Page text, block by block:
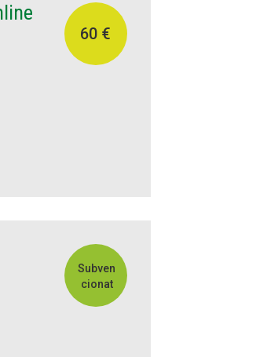
60 €
Subven
cionat